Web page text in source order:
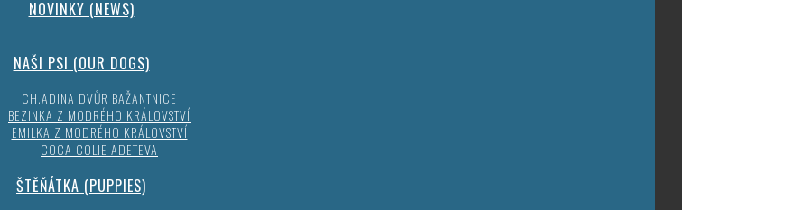
NOVINKY (NEWS)
NAŠI PSI (OUR DOGS)
CH.ADINA DVŮR BAŽANTNICE
BEZINKA Z MODRÉHO KRÁLOVSTVÍ
EMILKA Z MODRÉHO KRÁLOVSTVÍ
COCA COLIE ADETEVA
ŠTĚŇÁTKA (PUPPIES)